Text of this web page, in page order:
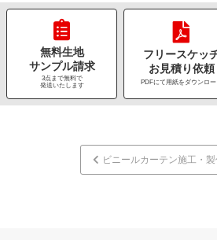
無料生地
サンプル請求
3点まで無料で
発送いたします
フリースケッ
お見積り依頼
PDFにて用紙をダウンロー
ビニールカーテン施工・